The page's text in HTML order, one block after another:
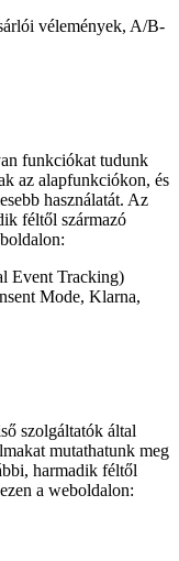
vélemények, A/B-
funkciókat tudunk
az alapfunkciókon, és
használatát. Az
féltől származó
Event Tracking)
Mode, Klarna,
szolgáltatók által
mutathatunk meg
harmadik féltől
a weboldalon: